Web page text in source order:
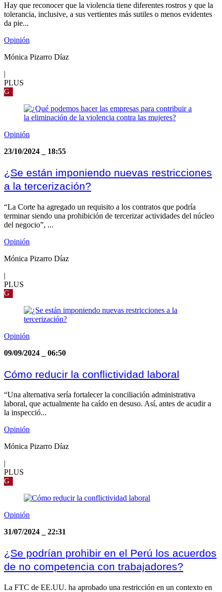
Hay que reconocer que la violencia tiene diferentes rostros y que la
tolerancia, inclusive, a sus vertientes más sutiles o menos evidentes
da pie...
Opinión
Mónica Pizarro Díaz
|
PLUS
G
Opinión
23/10/2024
18:55
¿Se están imponiendo nuevas restricciones
a la tercerización?
“La Corte ha agregado un requisito a los contratos que podría
terminar siendo una prohibición de tercerizar actividades del núcleo
del negocio”, ...
Opinión
Mónica Pizarro Díaz
|
PLUS
G
Opinión
09/09/2024
06:50
Cómo reducir la conflictividad laboral
“Una alternativa sería fortalecer la conciliación administrativa
laboral, que actualmente ha caído en desuso. Así, antes de acudir a
la inspecció...
Opinión
Mónica Pizarro Díaz
PLUS
G
Opinión
31/07/2024
22:31
¿Se podrían prohibir en el Perú los acuerdos
de no competencia con trabajadores?
La FTC de EE.UU. ha aprobado una restricción en un contexto en